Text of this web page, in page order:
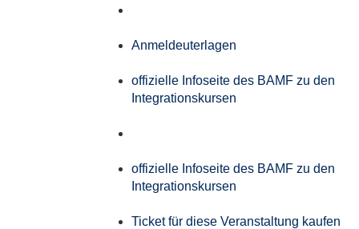
Anmeldeuterlagen
offizielle Infoseite des BAMF zu den
Integrationskursen
offizielle Infoseite des BAMF zu den
Integrationskursen
Ticket für diese Veranstaltung kaufen